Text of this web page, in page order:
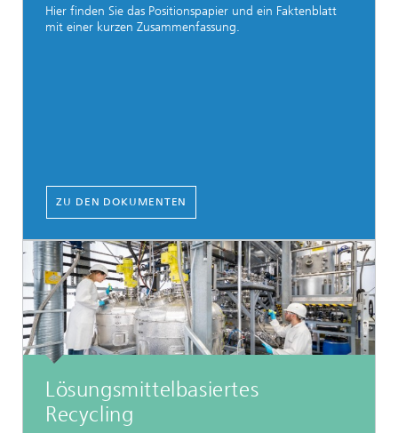
Hier finden Sie das Positionspapier und ein Faktenblatt
mit einer kurzen Zusammenfassung.
ZU DEN DOKUMENTEN
Lösungsmittelbasiertes
Recycling